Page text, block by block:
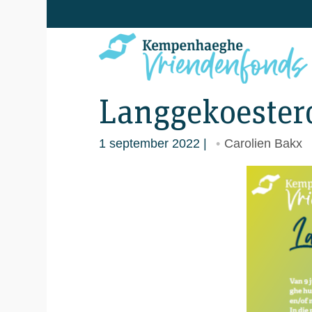
links
navigatie1 september 2022 Carolien Bakx